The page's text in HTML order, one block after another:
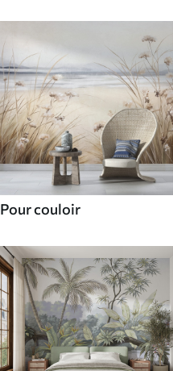
Pour couloir